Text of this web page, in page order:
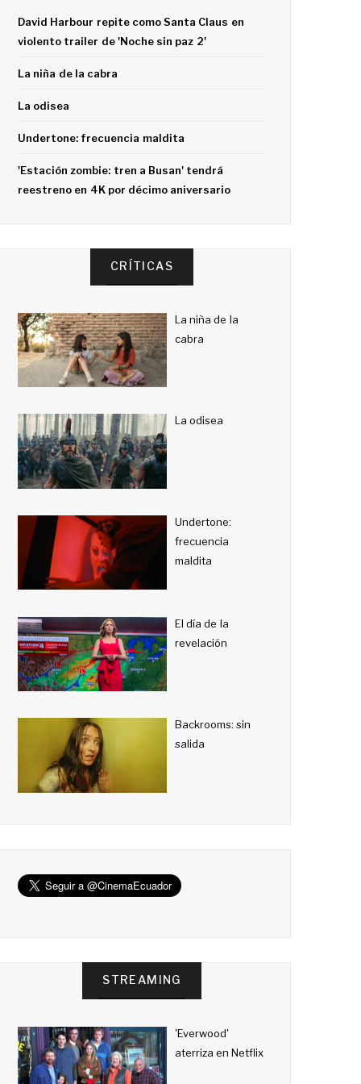
David Harbour repite como Santa Claus en
violento trailer de 'Noche sin paz 2'
La niña de la cabra
La odisea
Undertone: frecuencia maldita
'Estación zombie: tren a Busan' tendrá
reestreno en 4K por décimo aniversario
CRÍTICAS
La niña de la
cabra
La odisea
Undertone:
frecuencia
maldita
El día de la
revelación
Backrooms: sin
salida
STREAMING
'Everwood'
aterriza en Netflix